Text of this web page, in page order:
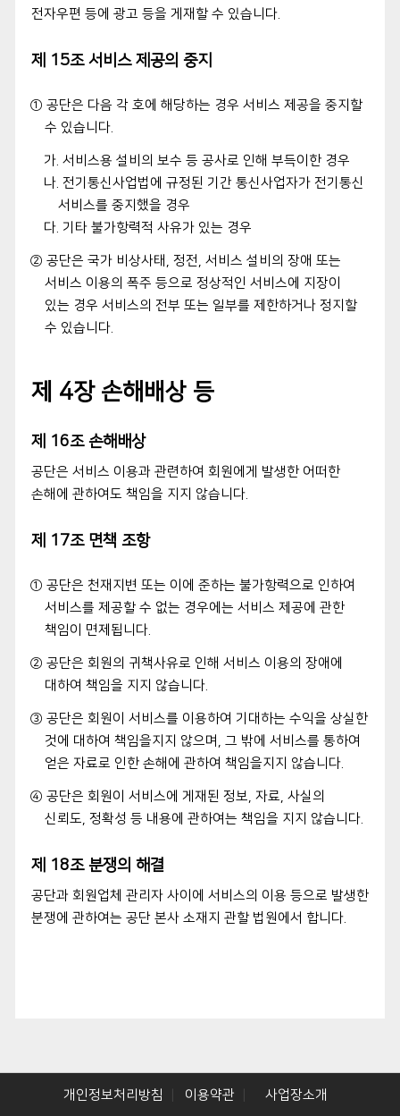
전자우편 등에 광고 등을 게재할 수 있습니다.
제 15조 서비스 제공의 중지
① 공단은 다음 각 호에 해당하는 경우 서비스 제공을 중지할
수 있습니다.
가. 서비스용 설비의 보수 등 공사로 인해 부득이한 경우
나. 전기통신사업법에 규정된 기간 통신사업자가 전기통신
서비스를 중지했을 경우
다. 기타 불가항력적 사유가 있는 경우
② 공단은 국가 비상사태, 정전, 서비스 설비의 장애 또는
서비스 이용의 폭주 등으로 정상적인 서비스에 지장이
있는 경우 서비스의 전부 또는 일부를 제한하거나 정지할
수 있습니다.
제 4장 손해배상 등
제 16조 손해배상
공단은 서비스 이용과 관련하여 회원에게 발생한 어떠한
손해에 관하여도 책임을 지지 않습니다.
제 17조 면책 조항
① 공단은 천재지변 또는 이에 준하는 불가항력으로 인하여
서비스를 제공할 수 없는 경우에는 서비스 제공에 관한
책임이 면제됩니다.
② 공단은 회원의 귀책사유로 인해 서비스 이용의 장애에
대하여 책임을 지지 않습니다.
③ 공단은 회원이 서비스를 이용하여 기대하는 수익을 상실한
것에 대하여 책임을지지 않으며, 그 밖에 서비스를 통하여
얻은 자료로 인한 손해에 관하여 책임을지지 않습니다.
④ 공단은 회원이 서비스에 게재된 정보, 자료, 사실의
신뢰도, 정확성 등 내용에 관하여는 책임을 지지 않습니다.
제 18조 분쟁의 해결
공단과 회원업체 관리자 사이에 서비스의 이용 등으로 발생한
분쟁에 관하여는 공단 본사 소재지 관할 법원에서 합니다.
개인정보처리방침 이용약관 사업장소개